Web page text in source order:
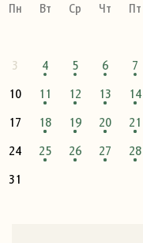
Пн
Вт Ср Чт Пт
3
4 5 6 7
10
11 12 13 14
17
18 19 20 21
24
25 26 27 28
31